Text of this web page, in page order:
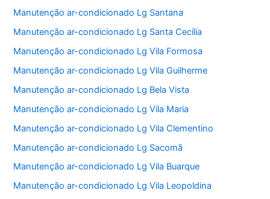
Manutenção ar-condicionado Lg Santana
Manutenção ar-condicionado Lg Santa Cecília
Manutenção ar-condicionado Lg Vila Formosa
Manutenção ar-condicionado Lg Vila Guilherme
Manutenção ar-condicionado Lg Bela Vista
Manutenção ar-condicionado Lg Vila Maria
Manutenção ar-condicionado Lg Vila Clementino
Manutenção ar-condicionado Lg Sacomã
Manutenção ar-condicionado Lg Vila Buarque
Manutenção ar-condicionado Lg Vila Leopoldina